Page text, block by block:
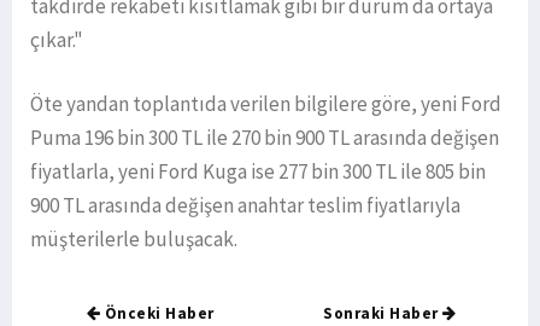
takdirde rekabeti kısıtlamak gibi bir durum da ortaya
çıkar."
Öte yandan toplantıda verilen bilgilere göre, yeni Ford
Puma 196 bin 300 TL ile 270 bin 900 TL arasında değişen
fiyatlarla, yeni Ford Kuga ise 277 bin 300 TL ile 805 bin
900 TL arasında değişen anahtar teslim fiyatlarıyla
müşterilerle buluşacak.
Önceki Haber Sonraki Haber